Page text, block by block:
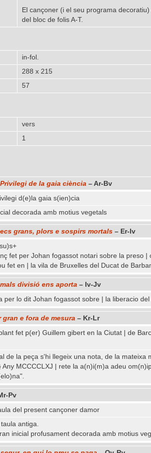
El cançoner (i el seu programa
del bloc de folis A-T.
in-fol.
288 x 215
57
vers
1
Privilegi de la gaia ciència – Ar-Bv
d(e)la gaia s(ien)cia
decorada amb motius vegetals
grans, plors e sospirs mortals – Er-Iv
fet per Johan fogassot notari sobre la preso
fet en | la vila de Bruxelles del Ducat de
divisió ens aporta – Iv-Jv
per lo dit Johan fogassot sobre | la liberacio
gran e fora de mesura – Kr-Lr
fet p(er) Guillem gibert en la Ciutat | de
de la peça s'hi llegeix una nota, de la
Any MCCCCLXJ | rete la a(n)i(m)a adeu
Pv
del present cançoner damor
taula antiga.
inicial profusament decorada amb motius